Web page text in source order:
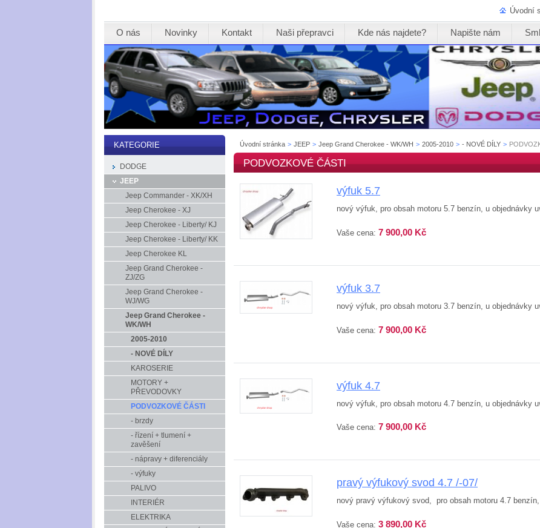
Úvodní
O nás Novinky Kontakt Naši přepravci Kde nás najdete? Napište nám
Úvodní stránka > JEEP > Jeep Grand Cherokee - WK/WH > 2005-2010 > - NOVÉ DÍLY >
PODVOZKOVÉ ČÁSTI
výfuk 5.7
nový výfuk, pro obsah motoru 5.7 benzín, u objednávky
Vaše cena: 7 900,00 Kč
výfuk 3.7
nový výfuk, pro obsah motoru 3.7 benzín, u objednávky
Vaše cena: 7 900,00 Kč
výfuk 4.7
nový výfuk, pro obsah motoru 4.7 benzín, u objednávky
Vaše cena: 7 900,00 Kč
pravý výfukový svod 4.7 /-07/
nový pravý výfukový svod, pro obsah motoru 4.7
Vaše cena: 3 890,00 Kč
KATEGORIE
DODGE
JEEP
Jeep Commander - XK/XH
Jeep Cherokee - XJ
Jeep Cherokee - Liberty/ KJ
Jeep Cherokee - Liberty/ KK
Jeep Cherokee KL
Jeep Grand Cherokee -
ZJ/ZG
Jeep Grand Cherokee -
WJ/WG
Jeep Grand Cherokee -
WK/WH
2005-2010
- NOVÉ DÍLY
KAROSERIE
MOTORY +
PŘEVODOVKY
PODVOZKOVÉ ČÁSTI
- brzdy
- řízení + tlumení +
zavěšení
- nápravy + diferenciály
- výfuky
PALIVO
INTERIÉR
ELEKTRIKA